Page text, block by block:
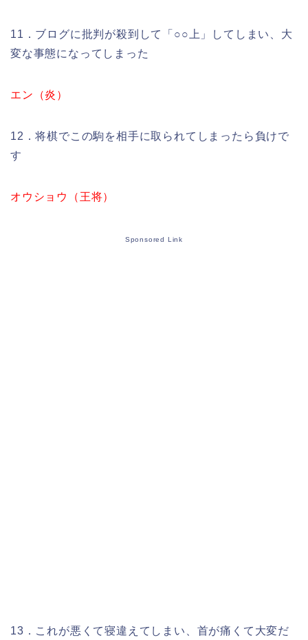
11．ブログに批判が殺到して「○○上」してしまい、大
変な事態になってしまった
エン（炎）
12．将棋でこの駒を相手に取られてしまったら負けで
す
オウショウ（王将）
Sponsored Link
13．これが悪くて寝違えてしまい、首が痛くて大変だ